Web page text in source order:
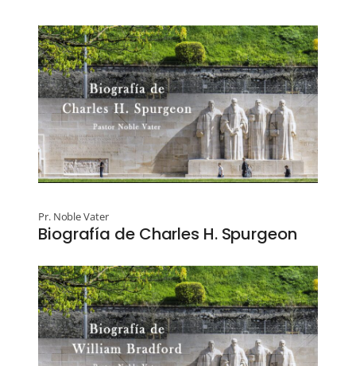
Pr. Noble Vater
Biografía de Charles H. Spurgeon